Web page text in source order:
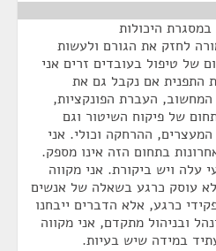
היכולות
לחזק את הגורם ולעשות
של טיפול בעובדים זרים אני
התפנית אם נקבל גם את
העברת הפונקציות,
של פיקוח השיטור וגם
ההרחקה וכולי. אני
בתחום הזה אינו מספק.
עלה ויש ביקורת. אני מקווה
לא עוסק כרגע בשאלה של אנשים
כרגע, אלא הדברים ייבחנו
ובניהול מתקדם, אני מקווה
במידה שיש בעיות.